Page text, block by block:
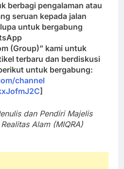
berbagi pengalaman atau
seruan kepada jalan
untuk bergabung
(Group)” kami untuk
terbaru dan berdiskusi
untuk bergabung:
channel
]
dan Pendiri Majelis
Alam (MIQRA)